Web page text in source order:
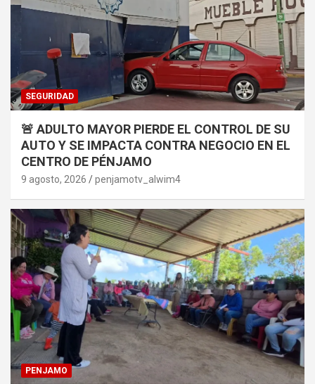
SEGURIDAD
🚨 ADULTO MAYOR PIERDE EL CONTROL DE SU
AUTO Y SE IMPACTA CONTRA NEGOCIO EN EL
CENTRO DE PÉNJAMO
9 agosto, 2026 penjamotv_alwim4
PENJAMO